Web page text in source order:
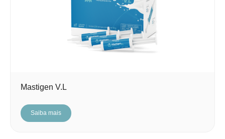
Mastigen V.L
Saiba mais